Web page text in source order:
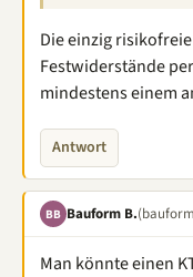
Die einzig
Festwiderstände
mindestens einem
Antwort
BB Bauform B.
Man könnte einen